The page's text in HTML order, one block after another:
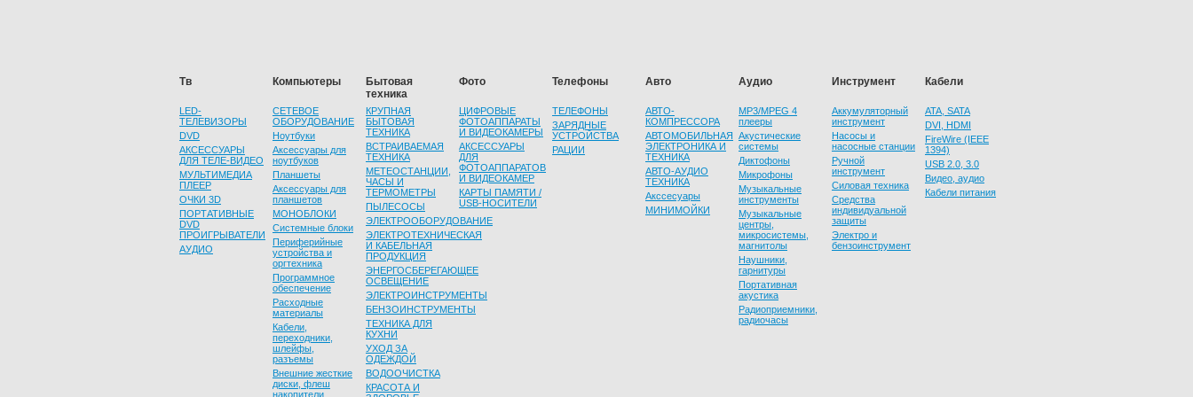
Тв
LED-
ТЕЛЕВИЗОРЫ
DVD
АКСЕССУАРЫ
ДЛЯ ТЕЛЕ-ВИДЕО
МУЛЬТИМЕДИА
ПЛЕЕР
ОЧКИ 3D
ПОРТАТИВНЫЕ
DVD
ПРОИГРЫВАТЕЛИ
АУДИО
Компьютеры
СЕТЕВОЕ
ОБОРУДОВАНИЕ
Ноутбуки
Аксессуары для
ноутбуков
Планшеты
Аксессуары для
планшетов
МОНОБЛОКИ
Системные блоки
Периферийные
устройства и
оргтехника
Программное
обеспечение
Расходные
материалы
Кабели,
переходники,
шлейфы,
разъемы
Внешние жесткие
диски, флеш
накопители
Бытовая
техника
КРУПНАЯ
БЫТОВАЯ
ТЕХНИКА
ВСТРАИВАЕМАЯ
ТЕХНИКА
МЕТЕОСТАНЦИИ,
ЧАСЫ И
ТЕРМОМЕТРЫ
ПЫЛЕСОСЫ
ЭЛЕКТРООБОРУДОВАНИЕ
ЭЛЕКТРОТЕХНИЧЕСКАЯ
И КАБЕЛЬНАЯ
ПРОДУКЦИЯ
ЭНЕРГОСБЕРЕГАЮЩЕЕ
ОСВЕЩЕНИЕ
ЭЛЕКТРОИНСТРУМЕНТЫ
БЕНЗОИНСТРУМЕНТЫ
ТЕХНИКА ДЛЯ
КУХНИ
УХОД ЗА
ОДЕЖДОЙ
ВОДООЧИСТКА
КРАСОТА И
Фото
ЦИФРОВЫЕ
ФОТОАППАРАТЫ
И ВИДЕОКАМЕРЫ
АКСЕССУАРЫ
ДЛЯ
ФОТОАППАРАТОВ
И ВИДЕОКАМЕР
КАРТЫ ПАМЯТИ /
USB-НОСИТЕЛИ
Телефоны
ТЕЛЕФОНЫ
ЗАРЯДНЫЕ
УСТРОЙСТВА
РАЦИИ
Авто
АВТО-
КОМПРЕССОРА
АВТОМОБИЛЬНАЯ
ЭЛЕКТРОНИКА И
ТЕХНИКА
АВТО-АУДИО
ТЕХНИКА
Акссесуары
МИНИМОЙКИ
Аудио
MP3/MPEG 4
плееры
Акустические
системы
Диктофоны
Микрофоны
Музыкальные
инструменты
Музыкальные
центры,
микросистемы,
магнитолы
Наушники,
гарнитуры
Портативная
акустика
Радиоприемники,
радиочасы
Инструмент
Аккумуляторный
инструмент
Насосы и
насосные станции
Ручной
инструмент
Силовая техника
Средства
индивидуальной
защиты
Электро и
бензоинструмент
Кабели
ATA, SATA
DVI, HDMI
FireWire (IEEE
1394)
USB 2.0, 3.0
Видео, аудио
Кабели питания